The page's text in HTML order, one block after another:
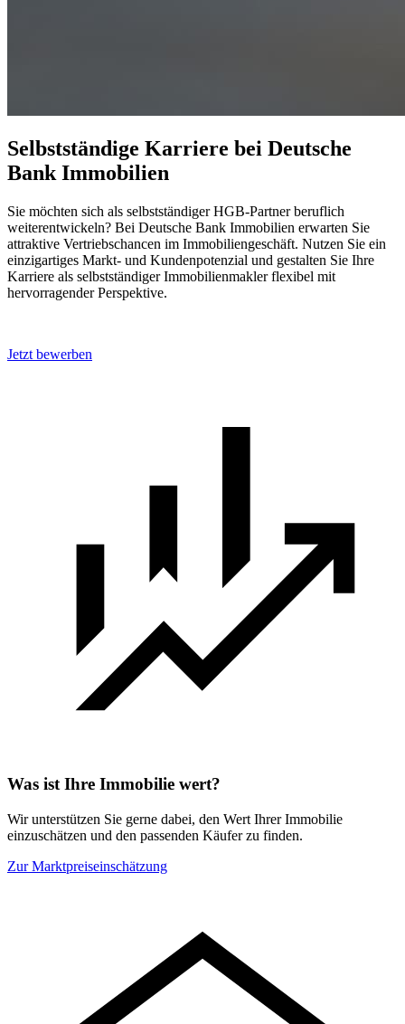
Selbstständige Karriere bei Deutsche
Bank Immobilien
Sie möchten sich als selbstständiger HGB-Partner beruflich
weiterentwickeln? Bei Deutsche Bank Immobilien erwarten Sie
attraktive Vertriebschancen im Immobiliengeschäft. Nutzen Sie ein
einzigartiges Markt- und Kundenpotenzial und gestalten Sie Ihre
Karriere als selbstständiger Immobilienmakler flexibel mit
hervorragender Perspektive.
Jetzt bewerben
Was ist Ihre Immobilie wert?
Wir unterstützen Sie gerne dabei, den Wert Ihrer Immobilie
einzuschätzen und den passenden Käufer zu finden.
Zur Marktpreiseinschätzung